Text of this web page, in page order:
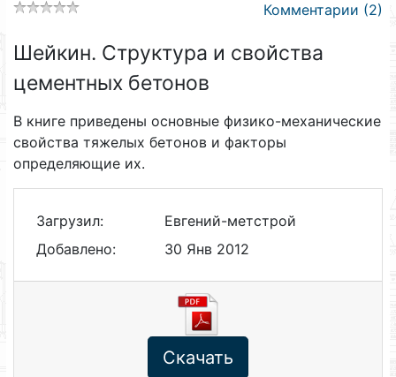
Комментарии (2)
Шейкин. Структура и свойства
цементных бетонов
В книге приведены основные физико-механические
свойства тяжелых бетонов и факторы
определяющие их.
Загрузил:
Евгений-метстрой
Добавлено:
30 Янв 2012
Скачать